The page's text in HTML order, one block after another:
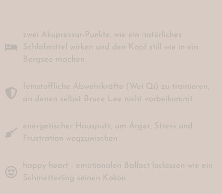
zwei Akupressur-Punkte, wie ein natürliches
Schlafmittel wirken und den Kopf still wie in ein
Bergsee machen
feinstoffliche Abwehrkräfte (Wei Qi) zu trainieren,
an denen selbst Bruce Lee nicht vorbeikommt
energetischer Hausputz, um Ärger, Stress und
Frustration wegzuwischen
happy heart - emotionalen Ballast loslassen wie ein
Schmetterling seinen Kokon